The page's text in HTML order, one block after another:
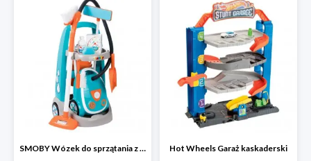
SMOBY Wózek do sprzątania z odkurzaczem Hot Wheels Garaż kaskaderski